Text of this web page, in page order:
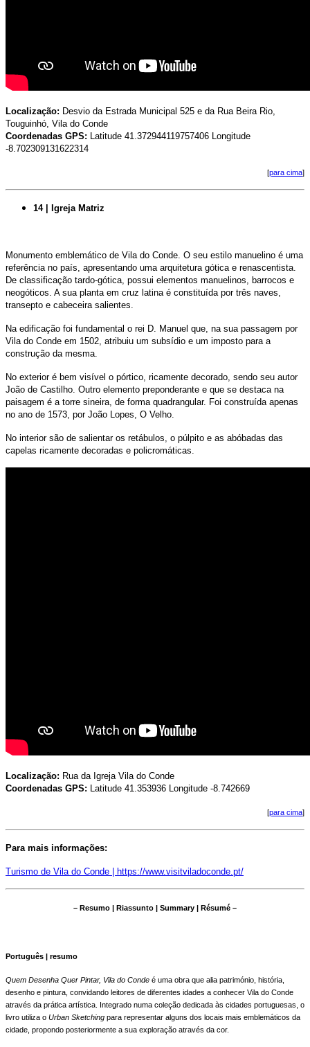
Localização: Desvio da Estrada Municipal 525 e da Rua Beira Rio,
Touguinhó, Vila do Conde
Coordenadas GPS: Latitude 41.372944119757406 Longitude
-8.702309131622314
[para cima]
14 | Igreja Matriz
Monumento emblemático de Vila do Conde. O seu estilo manuelino é uma
referência no país, apresentando uma arquitetura gótica e renascentista.
De classificação tardo-gótica, possui elementos manuelinos, barrocos e
neogóticos. A sua planta em cruz latina é constituída por três naves,
transepto e cabeceira salientes.
Na edificação foi fundamental o rei D. Manuel que, na sua passagem por
Vila do Conde em 1502, atribuiu um subsídio e um imposto para a
construção da mesma.
No exterior é bem visível o pórtico, ricamente decorado, sendo seu autor
João de Castilho. Outro elemento preponderante e que se destaca na
paisagem é a torre sineira, de forma quadrangular. Foi construída apenas
no ano de 1573, por João Lopes, O Velho.
No interior são de salientar os retábulos, o púlpito e as abóbadas das
capelas ricamente decoradas e policromáticas.
Localização: Rua da Igreja Vila do Conde
Coordenadas GPS: Latitude 41.353936 Longitude -8.742669
[para cima]
Para mais informações:
Turismo de Vila do Conde | https://www.visitviladoconde.pt/
– Resumo | Riassunto | Summary | Résumé –
Português | resumo
Quem Desenha Quer Pintar, Vila do Conde é uma obra que alia património, história,
desenho e pintura, convidando leitores de diferentes idades a conhecer Vila do Conde
através da prática artística. Integrado numa coleção dedicada às cidades portuguesas, o
livro utiliza o Urban Sketching para representar alguns dos locais mais emblemáticos da
cidade, propondo posteriormente a sua exploração através da cor.